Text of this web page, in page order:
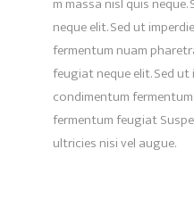
neque elit. Sed ut
fermentum nuam
feugiat neque elit. Sed ut
condimentum
fermentum feugiat
ultricies nisi vel augue.